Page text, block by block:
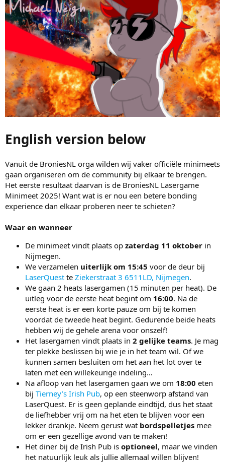
English version below
Vanuit de BroniesNL orga wilden wij vaker officiële minimeets
gaan organiseren om de community bij elkaar te brengen.
Het eerste resultaat daarvan is de BroniesNL Lasergame
Minimeet 2025! Want wat is er nou een betere bonding
experience dan elkaar proberen neer te schieten?
Waar en wanneer
De minimeet vindt plaats op zaterdag 11 oktober in
Nijmegen.
We verzamelen uiterlijk om 15:45 voor de deur bij
LaserQuest te Ziekerstraat 3 6511LD, Nijmegen.
We gaan 2 heats lasergamen (15 minuten per heat). De
uitleg voor de eerste heat begint om 16:00. Na de
eerste heat is er een korte pauze om bij te komen
voordat de tweede heat begint. Gedurende beide heats
hebben wij de gehele arena voor onszelf!
Het lasergamen vindt plaats in 2 gelijke teams. Je mag
ter plekke beslissen bij wie je in het team wil. Of we
kunnen samen besluiten om het aan het lot over te
laten met een willekeurige indeling…
Na afloop van het lasergamen gaan we om 18:00 eten
bij Tierney’s Irish Pub, op een steenworp afstand van
LaserQuest. Er is geen geplande eindtijd, dus het staat
de liefhebber vrij om na het eten te blijven voor een
lekker drankje. Neem gerust wat bordspelletjes mee
om er een gezellige avond van te maken!
Het diner bij de Irish Pub is optioneel, maar we vinden
het natuurlijk leuk als jullie allemaal willen blijven!